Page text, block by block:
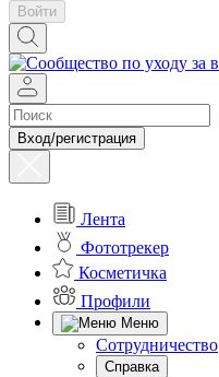
Войти
Вход/регистрация
Лента
Фототрекер
Косметичка
Профили
Меню
Сотрудничество
Справка